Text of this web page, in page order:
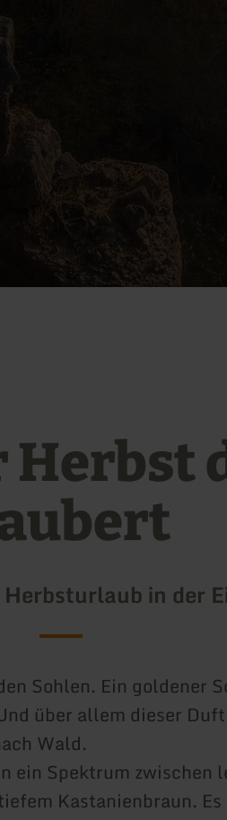
Herbst
in der
Sohlen. Ein goldener
über allem dieser Duft
Wald.
ein Spektrum zwischen
Kastanienbraun.